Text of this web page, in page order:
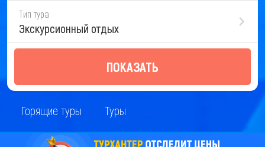
Тип тура
Экскурсионный отдых
ПОКАЗАТЬ
Горящие туры Туры